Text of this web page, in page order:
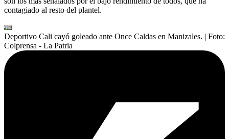
contagiado al resto del plantel.
Deportivo Cali cayó goleado ante Once Caldas en Manizales. | Foto:
Colprensa - La Patria